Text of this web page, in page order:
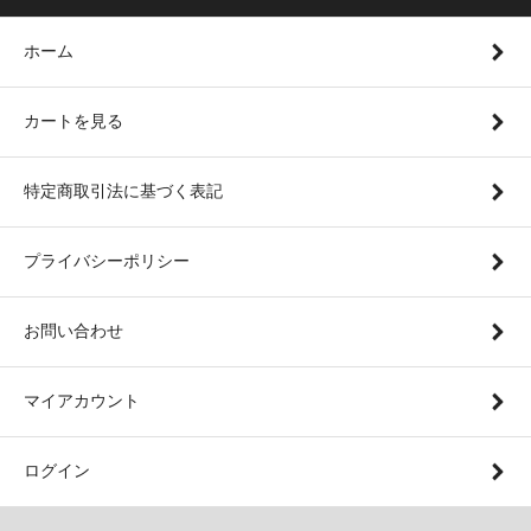
ホーム
カートを見る
特定商取引法に基づく表記
プライバシーポリシー
お問い合わせ
マイアカウント
ログイン